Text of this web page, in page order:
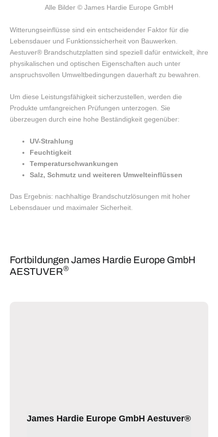
Alle Bilder © James Hardie Europe GmbH
Witterungseinflüsse sind ein entscheidender Faktor für die
Lebensdauer und Funktionssicherheit von Bauwerken.
Aestuver® Brandschutzplatten sind speziell dafür entwickelt, ihre
physikalischen und optischen Eigenschaften auch unter
anspruchsvollen Umweltbedingungen dauerhaft zu bewahren.
Um diese Leistungsfähigkeit sicherzustellen, werden die
Produkte umfangreichen Prüfungen unterzogen. Sie
überzeugen durch eine hohe Beständigkeit gegenüber:
UV-Strahlung
Feuchtigkeit
Temperaturschwankungen
Salz, Schmutz und weiteren Umwelteinflüssen
Das Ergebnis: nachhaltige Brandschutzlösungen mit hoher
Lebensdauer und maximaler Sicherheit.
Fortbildungen James Hardie Europe GmbH
AESTUVER®
James Hardie Europe GmbH Aestuver®